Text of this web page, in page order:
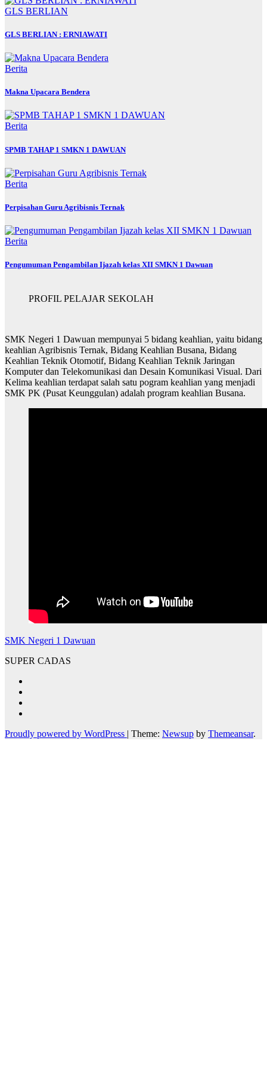
GLS BERLIAN
GLS BERLIAN : ERNIAWATI
Berita
Makna Upacara Bendera
Berita
SPMB TAHAP 1 SMKN 1 DAWUAN
Berita
Perpisahan Guru Agribisnis Ternak
Berita
Pengumuman Pengambilan Ijazah kelas XII SMKN 1 Dawuan
PROFIL PELAJAR SEKOLAH
SMK Negeri 1 Dawuan mempunyai 5 bidang keahlian, yaitu bidang
keahlian Agribisnis Ternak, Bidang Keahlian Busana, Bidang
Keahlian Teknik Otomotif, Bidang Keahlian Teknik Jaringan
Komputer dan Telekomunikasi dan Desain Komunikasi Visual. Dari
Kelima keahlian terdapat salah satu pogram keahlian yang menjadi
SMK PK (Pusat Keunggulan) adalah program keahlian Busana.
SMK Negeri 1 Dawuan
SUPER CADAS
Proudly powered by WordPress Theme: Newsup by Themeansar.